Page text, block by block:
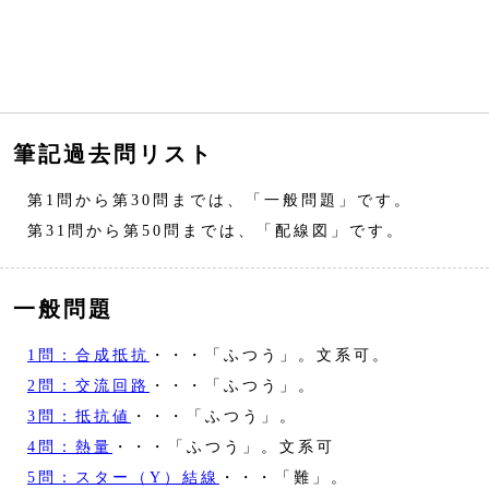
筆記過去問リスト
第1問から第30問までは、「一般問題」です。
第31問から第50問までは、「配線図」です。
一般問題
1問：合成抵抗 ・・・「ふつう」。文系可。
2問：交流回路
・・・「ふつう」。
3問：抵抗値
・・・「ふつう」。
4問：熱量 ・・・「ふつう」。文系可
5問：スター（Y）結線
・・・「難」。